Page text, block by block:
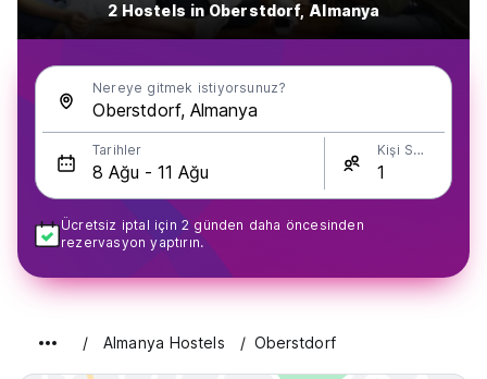
2 Hostels in Oberstdorf, Almanya
Nereye gitmek istiyorsunuz?
Tarihler Kişi Sayısı
Ücretsiz iptal için 2 günden daha öncesinden
rezervasyon yaptırın.
Almanya Hostels Oberstdorf